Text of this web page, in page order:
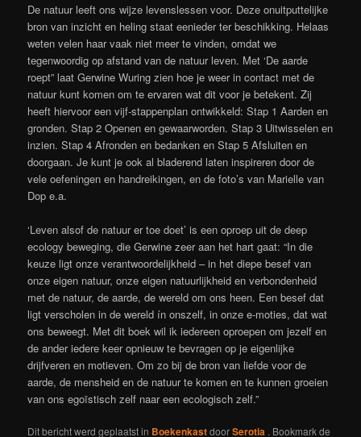
De natuur leeft ons wijze levenslessen voor. Deze onuitputtelijke
bron van inzicht en heling staat eenieder ter beschikking. Helaas
weten velen haar vaak niet meer te vinden, omdat we
tegenwoordig op afstand van de natuur leven. Met ‘De aarde
roept” laat Gerwine Wuring zien hoe je weer in contact met de
natuur kunt komen om te ervaren wat dit voor je betekent. Zij
heeft hiervoor een vijf-stappenplan ontwikkeld: Stap 1 Aarden en
gronden. Stap 2 Openen en gewaarworden. Stap 3 Uitwisselen en
inzien. Stap 4 Afronden en bedanken en Stap 5 Afsluiten en
doorgaan. Je kunt je ook al bladerend laten inspireren door de
vele oefeningen en handreikingen, en de foto’s van Marielle van
Dop e.a.
‘Leven alsof de natuur er toe doet’ is een oproep uit de deep
ecology beweging, die Gerwine zeer aan het hart gaat: “In die
keuze ligt onze verantwoordelijkheid – in het diepe besef van
onze eigen natuur, onze eigen natuurlijkheid en verbondenheid
met de natuur, de aarde, de wereld om ons heen. Een besef dat
ligt verscholen in de wereld ín onszelf, in onze e-moties, dat wat
ons beweegt. Met dit boek wil ik iedereen oproepen om jezelf en
de ander iedere keer opnieuw te bevragen op je eigenlijke
drijfveren en motieven. Om zo bij de bron van liefde voor de
aarde, de mensheid en de natuur te komen en te kunnen groeien
van ons egoïstisch zelf naar een ecologisch zelf.”
Dit bericht werd geplaatst in BoekenkastdoorSerotia . Bookmark de